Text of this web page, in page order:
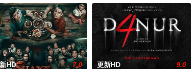
HD 7.0 更新HD 9.0